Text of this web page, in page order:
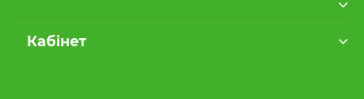
Кабінет